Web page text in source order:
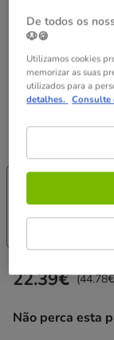
-25% na 2ª
8.99€
Não perca esta
Preço 22.39€,
22.39€
De todos os
🐶🍪
Utilizamos cookies
memorizar as suas
utilizados para a
detalhes. Consulte